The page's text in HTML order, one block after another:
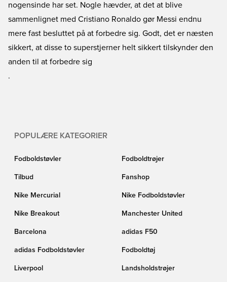
nogensinde har set. Nogle hævder, at det at blive
sammenlignet med Cristiano Ronaldo gør Messi endnu
mere fast besluttet på at forbedre sig. Godt, det er næsten
sikkert, at disse to superstjerner helt sikkert tilskynder den
anden til at forbedre sig
.
POPULÆRE KATEGORIER
Fodboldstøvler Fodboldtrøjer
Tilbud Fanshop
Nike Mercurial Nike Fodboldstøvler
Nike Breakout Manchester United
Barcelona adidas F50
adidas Fodboldstøvler Fodboldtøj
Liverpool Landsholdstrøjer